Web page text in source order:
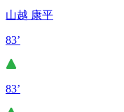
山越 康平
83’
83’